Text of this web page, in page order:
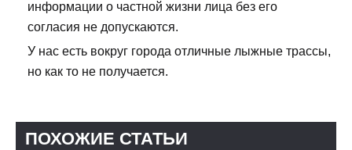
информации о частной жизни лица без его
согласия не допускаются.
У нас есть вокруг города отличные лыжные трассы,
но как то не получается.
ПОХОЖИЕ СТАТЬИ